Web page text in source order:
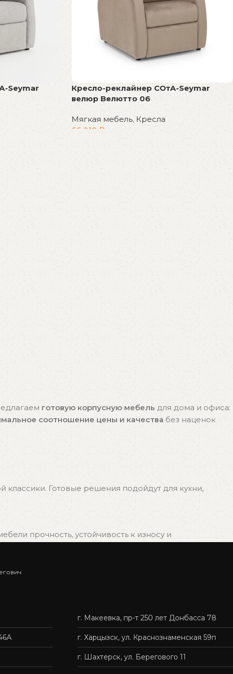
Seymar
Кресло-реклайнер СОтА-Seymar
велюр Велютто 06
Мягкая мебель,Кресла
66 210₽
В корзину
готовую корпусную мебель для дома и офиса:
соотношение цены и качествабез наценок
Готовые решения подойдут для кухни,
прочность, устойчивость к износу и
подходящий вариант, и мы быстро организуем
у нас — это удобно, быстро и без лишних хлопот.
мебель доступной каждому.
г. Макеевка, пр-т 250 лет Донбасса 78
г. Харцызск, ул. Краснознаменская 59п
г. Шахтерск, ул. Берегового 11